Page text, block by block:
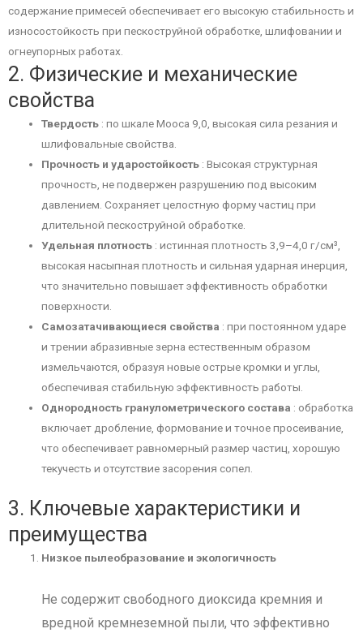
содержание примесей обеспечивает его высокую стабильность и
износостойкость при пескоструйной обработке, шлифовании и
огнеупорных работах.
2. Физические и механические
свойства
Твердость : по шкале Мооса 9,0, высокая сила резания и
шлифовальные свойства.
Прочность и ударостойкость : Высокая структурная
прочность, не подвержен разрушению под высоким
давлением. Сохраняет целостную форму частиц при
длительной пескоструйной обработке.
Удельная плотность : истинная плотность 3,9–4,0 г/см³,
высокая насыпная плотность и сильная ударная инерция,
что значительно повышает эффективность обработки
поверхности.
Самозатачивающиеся свойства : при постоянном ударе
и трении абразивные зерна естественным образом
измельчаются, образуя новые острые кромки и углы,
обеспечивая стабильную эффективность работы.
Однородность гранулометрического состава : обработка
включает дробление, формование и точное просеивание,
что обеспечивает равномерный размер частиц, хорошую
текучесть и отсутствие засорения сопел.
3. Ключевые характеристики и
преимущества
Низкое пылеобразование и экологичность
Не содержит свободного диоксида кремния и
вредной кремнеземной пыли, что эффективно